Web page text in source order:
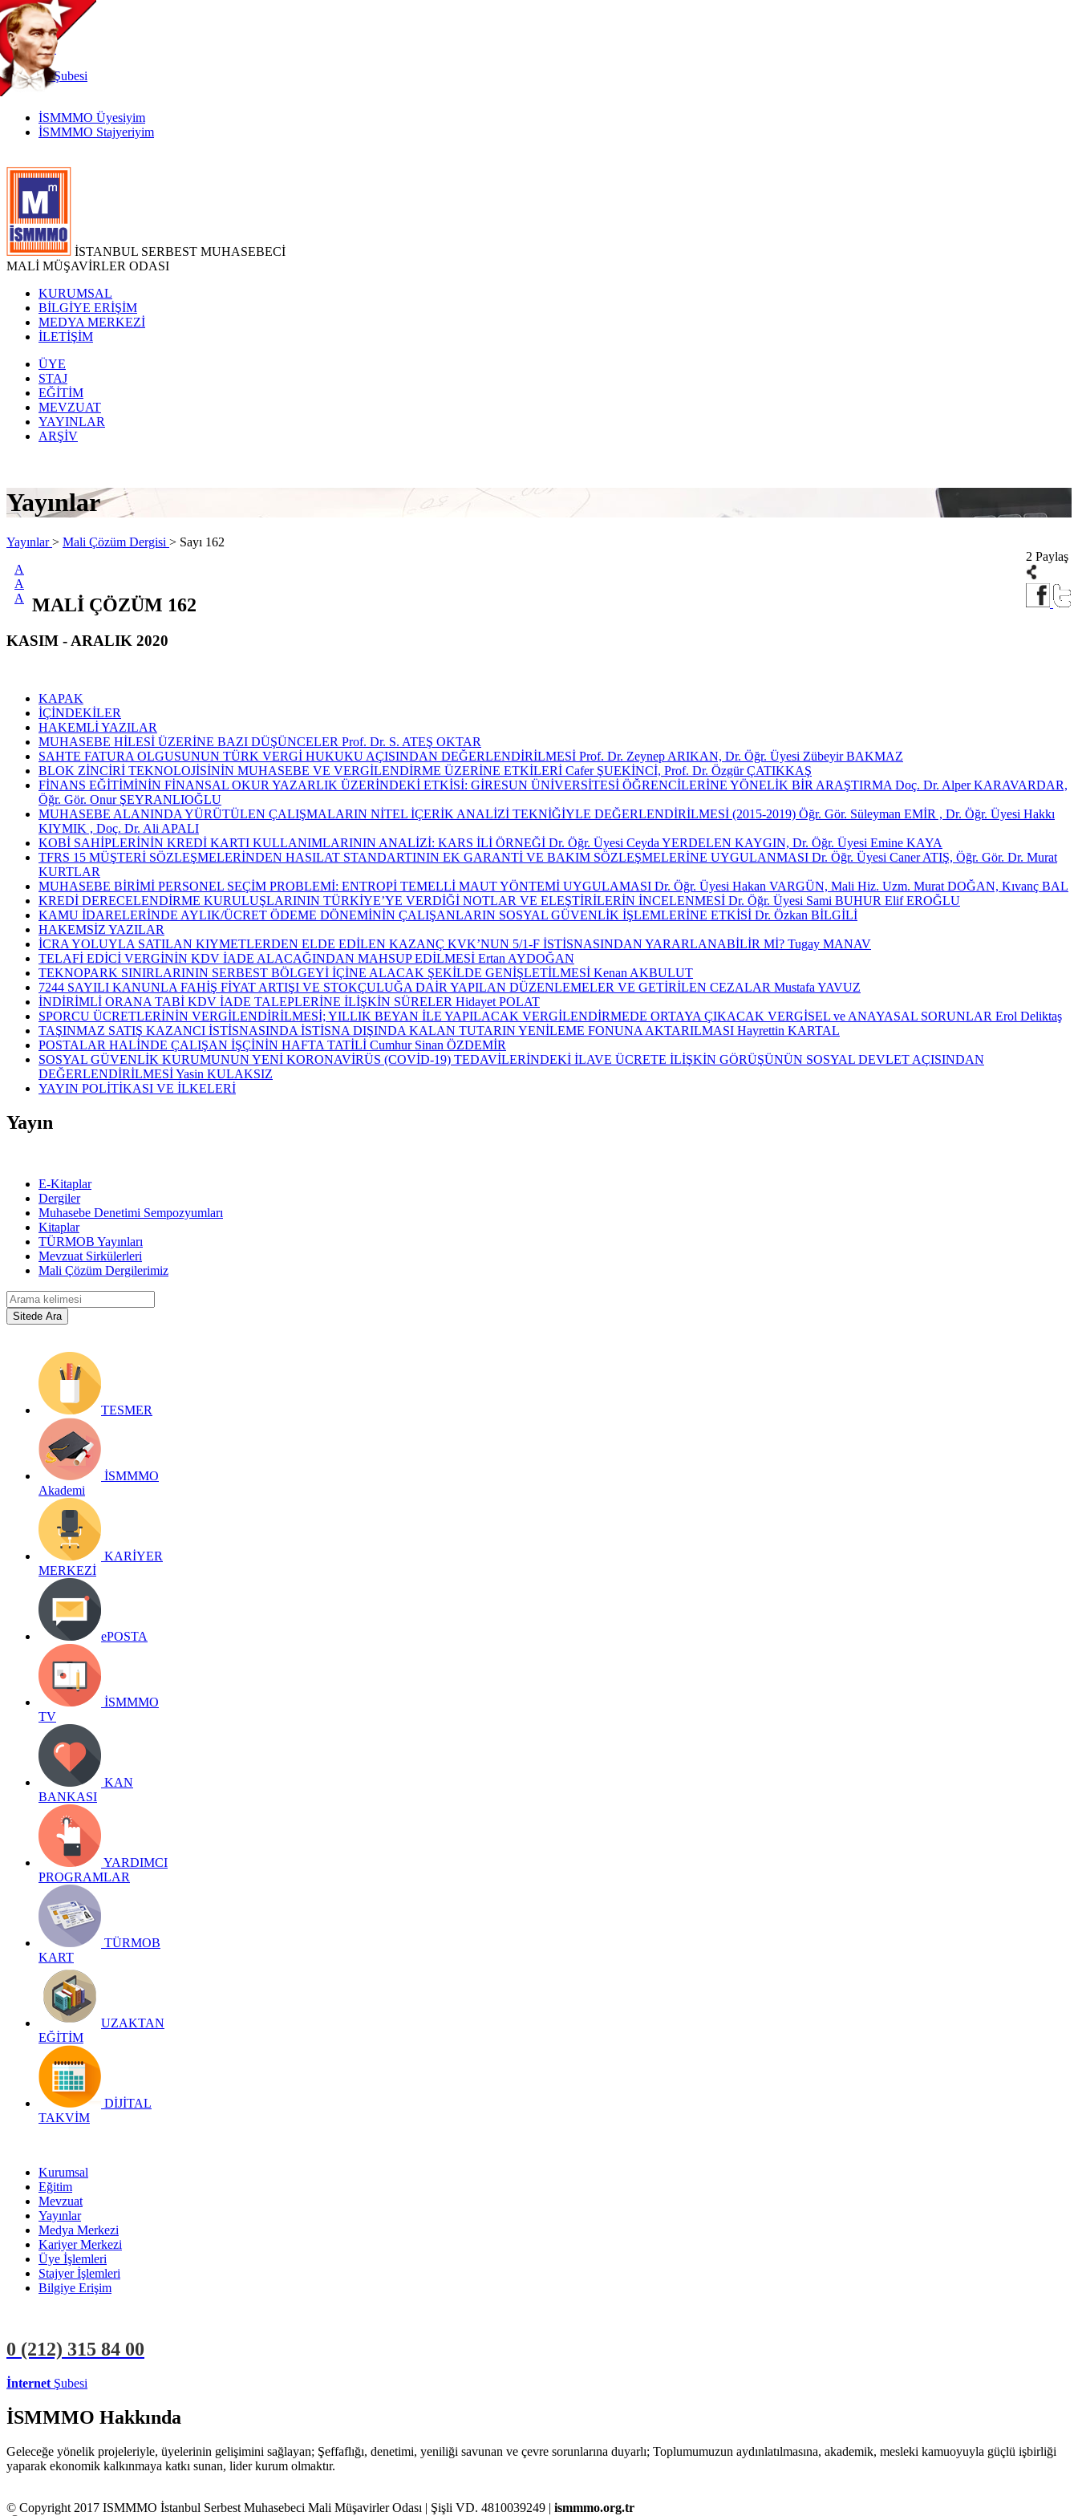
TR
|
EN
İnternetŞubesi
İSMMMO Üyesiyim
İSMMMO Stajyeriyim
İSTANBUL SERBEST MUHASEBECİ
MALİ MÜŞAVİRLER ODASI
KURUMSAL
BİLGİYE ERİŞİM
MEDYA MERKEZİ
İLETİŞİM
ÜYE
STAJ
EĞİTİM
MEVZUAT
YAYINLAR
ARŞİV
Yayınlar
Yayınlar> Mali Çözüm Dergisi > Sayı 162
A
A
A
2 Paylaş
MALİ ÇÖZÜM 162
KASIM - ARALIK 2020
KAPAK
İÇİNDEKİLER
HAKEMLİ YAZILAR
MUHASEBE HİLESİ ÜZERİNE BAZI DÜŞÜNCELER Prof. Dr. S. ATEŞ OKTAR
SAHTE FATURA OLGUSUNUN TÜRK VERGİ HUKUKU AÇISINDAN DEĞERLENDİRİLMESİ Prof. Dr. Zeynep ARIKAN, Dr. Öğr. Üyesi Zübeyir BAKMAZ
BLOK ZİNCİRİ TEKNOLOJİSİNİN MUHASEBE VE VERGİLENDİRME ÜZERİNE ETKİLERİ Cafer ŞUEKİNCİ, Prof. Dr. Özgür ÇATIKKAŞ
FİNANS EĞİTİMİNİN FİNANSAL OKUR YAZARLIK ÜZERİNDEKİ ETKİSİ: GİRESUN ÜNİVERSİTESİ ÖĞRENCİLERİNE YÖNELİK BİR ARAŞTIRMA Doç. Dr. Alper KARAVARDAR,
Öğr. Gör. Onur ŞEYRANLIOĞLU
MUHASEBE ALANINDA YÜRÜTÜLEN ÇALIŞMALARIN NİTEL İÇERİK ANALİZİ TEKNİĞİYLE DEĞERLENDİRİLMESİ (2015-2019) Öğr. Gör. Süleyman EMİR , Dr. Öğr. Üyesi Hakkı
KIYMIK , Doç. Dr. Ali APALI
KOBİ SAHİPLERİNİN KREDİ KARTI KULLANIMLARININ ANALİZİ: KARS İLİ ÖRNEĞİ Dr. Öğr. Üyesi Ceyda YERDELEN KAYGIN, Dr. Öğr. Üyesi Emine KAYA
TFRS 15 MÜŞTERİ SÖZLEŞMELERİNDEN HASILAT STANDARTININ EK GARANTİ VE BAKIM SÖZLEŞMELERİNE UYGULANMASI Dr. Öğr. Üyesi Caner ATIŞ, Öğr. Gör. Dr. Murat
KURTLAR
MUHASEBE BİRİMİ PERSONEL SEÇİM PROBLEMİ: ENTROPİ TEMELLİ MAUT YÖNTEMİ UYGULAMASI Dr. Öğr. Üyesi Hakan VARGÜN, Mali Hiz. Uzm. Murat DOĞAN, Kıvanç BAL
KREDİ DERECELENDİRME KURULUŞLARININ TÜRKİYE’YE VERDİĞİ NOTLAR VE ELEŞTİRİLERİN İNCELENMESİ Dr. Öğr. Üyesi Sami BUHUR Elif EROĞLU
KAMU İDARELERİNDE AYLIK/ÜCRET ÖDEME DÖNEMİNİN ÇALIŞANLARIN SOSYAL GÜVENLİK İŞLEMLERİNE ETKİSİ Dr. Özkan BİLGİLİ
HAKEMSİZ YAZILAR
İCRA YOLUYLA SATILAN KIYMETLERDEN ELDE EDİLEN KAZANÇ KVK’NUN 5/1-F İSTİSNASINDAN YARARLANABİLİR Mİ? Tugay MANAV
TELAFİ EDİCİ VERGİNİN KDV İADE ALACAĞINDAN MAHSUP EDİLMESİ Ertan AYDOĞAN
TEKNOPARK SINIRLARININ SERBEST BÖLGEYİ İÇİNE ALACAK ŞEKİLDE GENİŞLETİLMESİ Kenan AKBULUT
7244 SAYILI KANUNLA FAHİŞ FİYAT ARTIŞI VE STOKÇULUĞA DAİR YAPILAN DÜZENLEMELER VE GETİRİLEN CEZALAR Mustafa YAVUZ
İNDİRİMLİ ORANA TABİ KDV İADE TALEPLERİNE İLİŞKİN SÜRELER Hidayet POLAT
SPORCU ÜCRETLERİNİN VERGİLENDİRİLMESİ; YILLIK BEYAN İLE YAPILACAK VERGİLENDİRMEDE ORTAYA ÇIKACAK VERGİSEL ve ANAYASAL SORUNLAR Erol Deliktaş
TAŞINMAZ SATIŞ KAZANCI İSTİSNASINDA İSTİSNA DIŞINDA KALAN TUTARIN YENİLEME FONUNA AKTARILMASI Hayrettin KARTAL
POSTALAR HALİNDE ÇALIŞAN İŞÇİNİN HAFTA TATİLİ Cumhur Sinan ÖZDEMİR
SOSYAL GÜVENLİK KURUMUNUN YENİ KORONAVİRÜS (COVİD-19) TEDAVİLERİNDEKİ İLAVE ÜCRETE İLİŞKİN GÖRÜŞÜNÜN SOSYAL DEVLET AÇISINDAN
DEĞERLENDİRİLMESİ Yasin KULAKSIZ
YAYIN POLİTİKASI VE İLKELERİ
Yayın
E-Kitaplar
Dergiler
Muhasebe Denetimi Sempozyumları
Kitaplar
TÜRMOB Yayınları
Mevzuat Sirkülerleri
Mali Çözüm Dergilerimiz
TESMER
İSMMMO
Akademi
KARİYER
MERKEZİ
ePOSTA
İSMMMO
TV
KAN
BANKASI
YARDIMCI
PROGRAMLAR
TÜRMOB
KART
UZAKTAN
EĞİTİM
DİJİTAL
TAKVİM
Kurumsal
Eğitim
Mevzuat
Yayınlar
Medya Merkezi
Kariyer Merkezi
Üye İşlemleri
Stajyer İşlemleri
Bilgiye Erişim
0 (212) 315 84 00
İnternet Şubesi
İSMMMO Hakkında
Geleceğe yönelik projeleriyle, üyelerinin gelişimini sağlayan; Şeffaflığı, denetimi, yeniliği savunan ve çevre sorunlarına duyarlı; Toplumumuzun aydınlatılmasına, akademik, mesleki kamuoyuyla güçlü işbirliği
yaparak ekonomik kalkınmaya katkı sunan, lider kurum olmaktır.
© Copyright 2017 ISMMMO İstanbul Serbest Muhasebeci Mali Müşavirler Odası | Şişli VD. 4810039249 | ismmmo.org.tr